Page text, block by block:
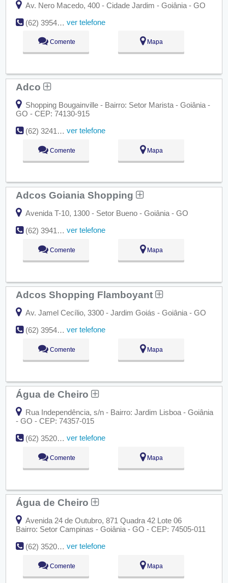
Av. Nero Macedo, 400 - Cidade Jardim - Goiânia - GO
(62) 3954-4050
ver telefone
Comente Mapa
Adco
Shopping Bougainville - Bairro: Setor Marista - Goiânia -
GO - CEP: 74130-915
(62) 3241-5780
ver telefone
Comente Mapa
Adcos Goiania Shopping
Avenida T-10, 1300 - Setor Bueno - Goiânia - GO
(62) 3941-1007
ver telefone
Comente Mapa
Adcos Shopping Flamboyant
Av. Jamel Cecílio, 3300 - Jardim Goiás - Goiânia - GO
(62) 3954-1928
ver telefone
Comente Mapa
Água de Cheiro
Rua Independência, s/n - Bairro: Jardim Lisboa - Goiânia
- GO - CEP: 74357-015
(62) 3520-7801
ver telefone
Comente Mapa
Água de Cheiro
Avenida 24 de Outubro, 871 Quadra 42 Lote 06
Bairro: Setor Campinas - Goiânia - GO - CEP: 74505-011
(62) 3520-1807
ver telefone
Comente Mapa